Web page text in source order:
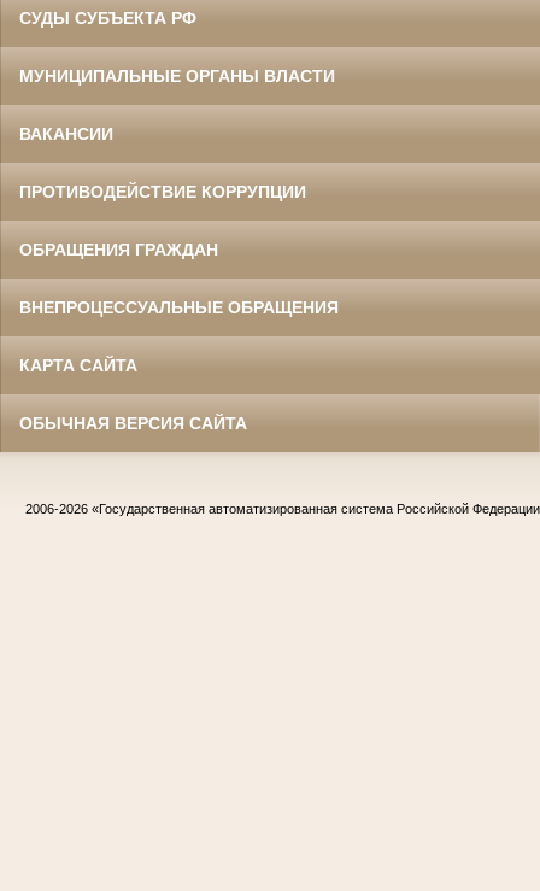
СУДЫ СУБЪЕКТА РФ
МУНИЦИПАЛЬНЫЕ ОРГАНЫ ВЛАСТИ
ВАКАНСИИ
ПРОТИВОДЕЙСТВИЕ КОРРУПЦИИ
ОБРАЩЕНИЯ ГРАЖДАН
ВНЕПРОЦЕССУАЛЬНЫЕ ОБРАЩЕНИЯ
КАРТА САЙТА
ОБЫЧНАЯ ВЕРСИЯ САЙТА
2006-2026 «Государственная автоматизированная система Российской